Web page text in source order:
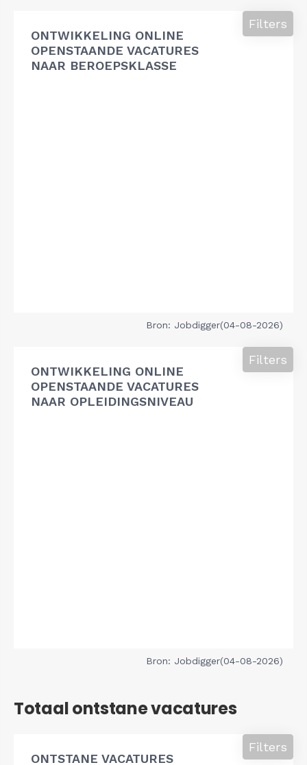
ONTWIKKELING ONLINE
OPENSTAANDE VACATURES
NAAR BEROEPSKLASSE
Filters
Bron: Jobdigger(04-08-2026)
ONTWIKKELING ONLINE
OPENSTAANDE VACATURES
NAAR OPLEIDINGSNIVEAU
Filters
Bron: Jobdigger(04-08-2026)
Totaal ontstane vacatures
ONTSTANE VACATURES
Filters